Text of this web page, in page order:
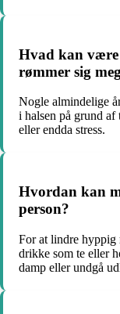
Hvad kan være
rømmer sig
Nogle almindelige
i halsen på grund
eller endda stress.
Hvordan kan
person?
For at lindre hyppig
drikke som te eller
damp eller undgå